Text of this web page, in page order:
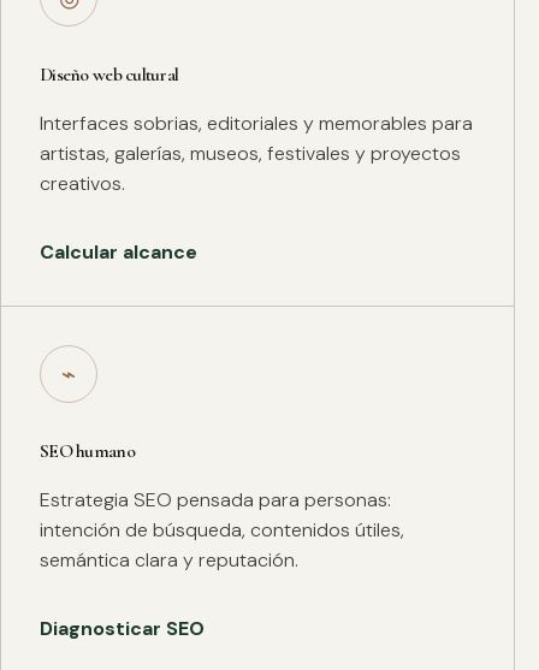
Diseño web cultural
Interfaces sobrias, editoriales y memorables para
artistas, galerías, museos, festivales y proyectos
creativos.
Calcular alcance
⌁
SEO humano
Estrategia SEO pensada para personas:
intención de búsqueda, contenidos útiles,
semántica clara y reputación.
Diagnosticar SEO